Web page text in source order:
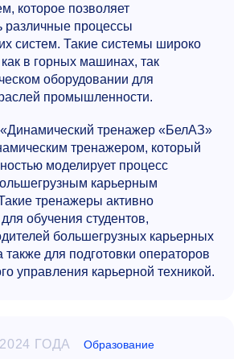
которое позволяет
различные процессы
систем. Такие системы широко
в горных машинах, так
оборудовании для
промышленности.
тренажер «БелАЗ»
тренажером, который
моделирует процесс
карьерным
тренажеры активно
обучения студентов,
большегрузных карьерных
для подготовки операторов
управления карьерной техникой.
ГОДА Образование